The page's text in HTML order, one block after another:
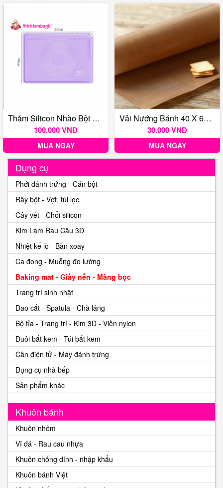
Thảm Silicon Nhào Bột 40x50cm Dầy
100.000 VNĐ
MUA NGAY
Vải Nướng Bánh 40 X 60 Cm
30.000 VNĐ
MUA NGAY
Dụng cụ
Phới đánh trứng - Cán bột
Rây bột - Vợt, túi lọc
Cây vét - Chổi silicon
Kim Làm Rau Câu 3D
Nhiệt kế lò - Bàn xoay
Ca đong - Muỗng đo lường
Baking mat - Giấy nến - Màng bọc
Trang trí sinh nhật
Dao cắt - Spatula - Chà láng
Bộ tỉa - Trang trí - Kim 3D - Viền nylon
Đuôi bắt kem - Túi bắt kem
Cân điện tử - Máy đánh trứng
Dụng cụ nhà bếp
Sản phẩm khác
Khuôn bánh
Khuôn nhôm
Vĩ đá - Rau cau nhựa
Khuôn chống dính - nhập khẩu
Khuôn bánh Việt